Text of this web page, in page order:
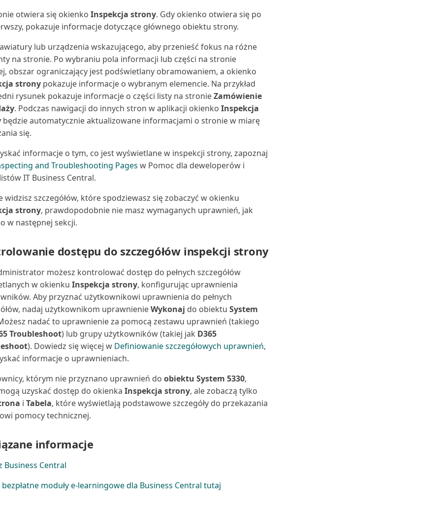
otwiera się okienko Inspekcja strony. Gdy okienko otwiera się po
pokazuje informacje dotyczące głównego obiektu strony.
lub urządzenia wskazującego, aby przenieść fokus na różne
na stronie. Po wybraniu pola informacji lub części na stronie
obszar ograniczający jest podświetlany obramowaniem, a okienko
stronypokazuje informacje o wybranym elemencie. Na przykład
rysunek pokazuje informacje o części listy na stronieZamówienie
. Podczas nawigacji do innych stron w aplikacji okienko Inspekcja
będzie automatycznie aktualizowane informacjami o stronie w miarę
się.
informacje o tym, co jest wyświetlane w inspekcji strony, zapoznaj
and Troubleshooting Pages w Pomoc dla deweloperów i
IT Business Central.
widzisz szczegółów, które spodziewasz się zobaczyć w okienku
strony, prawdopodobnie nie masz wymaganych uprawnień, jak
w następnej sekcji.
dostępu do szczegółów inspekcji strony
możesz kontrolować dostęp do pełnych szczegółów
w okienku Inspekcja strony, konfigurując uprawnienia
Aby przyznać użytkownikowi uprawnienia do pełnych
nadaj użytkownikom uprawnienieWykonaj do obiektu System
nadać to uprawnienie za pomocą zestawu uprawnień (takiego
Troubleshoot) lub grupy użytkowników (takiej jak D365
). Dowiedz się więcej w Definiowanie szczegółowych uprawnień,
informacje o uprawnieniach.
którym nie przyznano uprawnień do obiektu System 5330,
uzyskać dostęp do okienka Inspekcja strony, ale zobaczą tylko
i Tabela, które wyświetlają podstawowe szczegóły do przekazania
pomocy technicznej.
informacje
Business Central
moduły e-learningowe dla Business Central tutaj